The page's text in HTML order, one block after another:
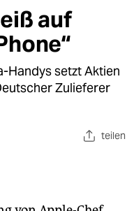
auf
Handys setzt Aktien
Zulieferer
teilen